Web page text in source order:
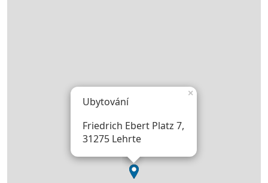
Ubytování
Friedrich Ebert Platz 7,
31275 Lehrte
×